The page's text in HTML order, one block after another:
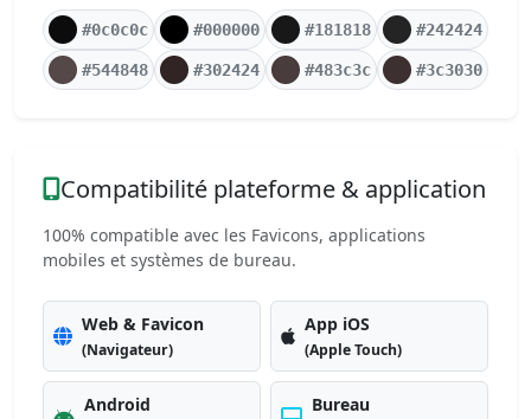
#0c0c0c #000000 #181818 #242424
#544848 #302424 #483c3c #3c3030
Compatibilité plateforme & application
100% compatible avec les Favicons, applications
mobiles et systèmes de bureau.
Web & Favicon
(Navigateur)
App iOS
(Apple Touch)
Android Bureau